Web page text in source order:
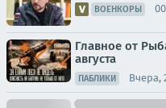
ВОЕНКОРЫ
Главное от
августа
ПАБЛИКИ Вчера,